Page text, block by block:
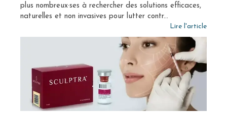
plus nombreux·ses à rechercher des solutions efficaces,
naturelles et non invasives pour lutter contr...
Lire l'article